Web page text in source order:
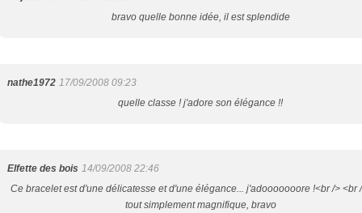
bravo quelle bonne idée, il est splendide
nathe1972 17/09/2008 09:23
quelle classe ! j'adore son élégance !!
Elfette des bois 14/09/2008 22:46
Ce bracelet est d'une délicatesse et d'une élégance... j'adooooooore !<br /> <br
tout simplement magnifique, bravo